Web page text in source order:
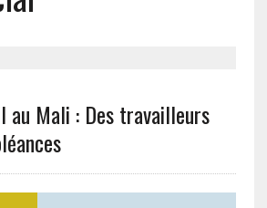
au Mali : Des travailleurs